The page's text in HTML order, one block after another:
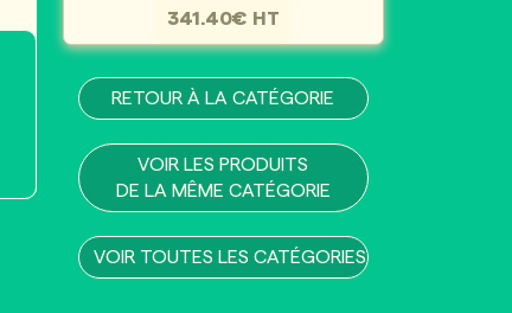
341.40€ HT
RETOUR À LA CATÉGORIE
VOIR LES PRODUITS
DE LA MÊME CATÉGORIE
VOIR TOUTES LES CATÉGORIES